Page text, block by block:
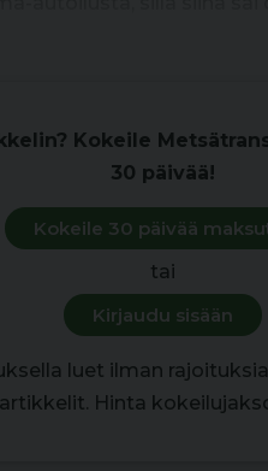
Kokeile
30 päivää!
Kokeile 30 päivää
tai
Kirjaudu sisään
luet ilman
Hinta